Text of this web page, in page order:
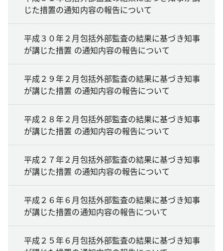
じた措置の通知内容の報告について
平成３０年２月包括外部監査の結果に基づき知事
が講じた措置 の通知内容の報告について
平成２９年２月包括外部監査の結果に基づき知事
が講じた措置 の通知内容の報告について
平成２８年２月包括外部監査の結果に基づき知事
が講じた措置 の通知内容の報告について
平成２７年２月包括外部監査の結果に基づき知事
が講じた措置 の通知内容の報告について
平成２６年６月包括外部監査の結果に基づき知事
が講じた措置の通知内容の報告について
平成２５年６月包括外部監査の結果に基づき知事